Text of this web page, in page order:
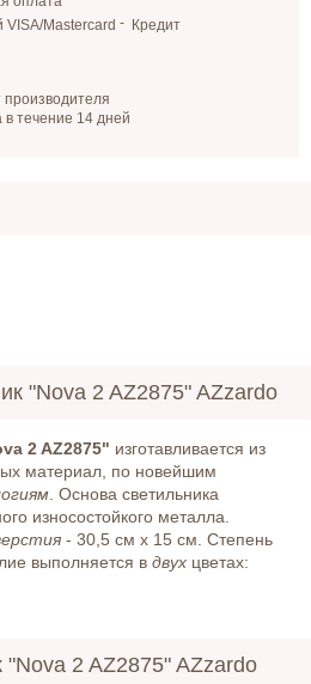
Mastercard
Кредит
течение 14 дней
"Nova 2 AZ2875" AZzardo
2 AZ2875" изготавливается из
материал, по новейшим
. Основа светильника
износостойкого металла.
- 30,5 см х 15 см. Степень
выполняется в двух цветах:
"Nova 2 AZ2875" AZzardo